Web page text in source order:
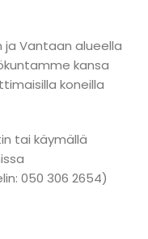
ja Vantaan alueella
kansa
koneilla
tai käymällä
050 306 2654)